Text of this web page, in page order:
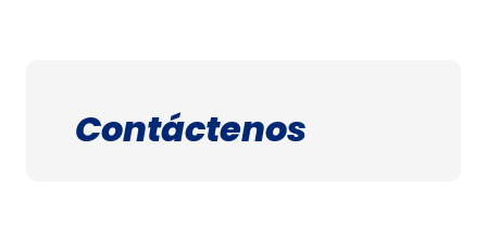
Contáctenos